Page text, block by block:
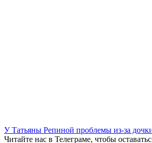
У Татьяны Репиной проблемы из-за
Читайте нас в Телеграме, чтобы